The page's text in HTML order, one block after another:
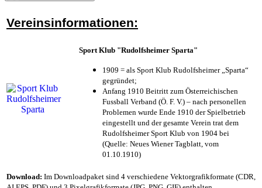
Vereinsinformationen:
Sport Klub "Rudolfsheimer Sparta"
1909 = als Sport Klub Rudolfsheimer „Sparta“
gegründet;
Anfang 1910 Beitritt zum Österreichischen
Fussball Verband (Ö. F. V.) – nach personellen
Problemen wurde Ende 1910 der Spielbetrieb
eingestellt und der gesamte Verein trat dem
Rudolfsheimer Sport Klub von 1904 bei
(Quelle: Neues Wiener Tagblatt, vom
01.10.1910)
Download: Im Downloadpaket sind 4 verschiedene Vektorgrafikformate (CDR,